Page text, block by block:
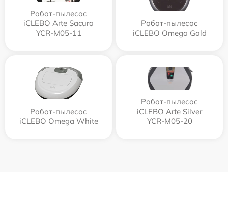
Робот-пылесос
iCLEBO Arte Sacura
YCR-M05-11
Робот-пылесос
iCLEBO Omega Gold
Робот-пылесос
iCLEBO Omega White
Робот-пылесос
iCLEBO Arte Silver
YCR-M05-20